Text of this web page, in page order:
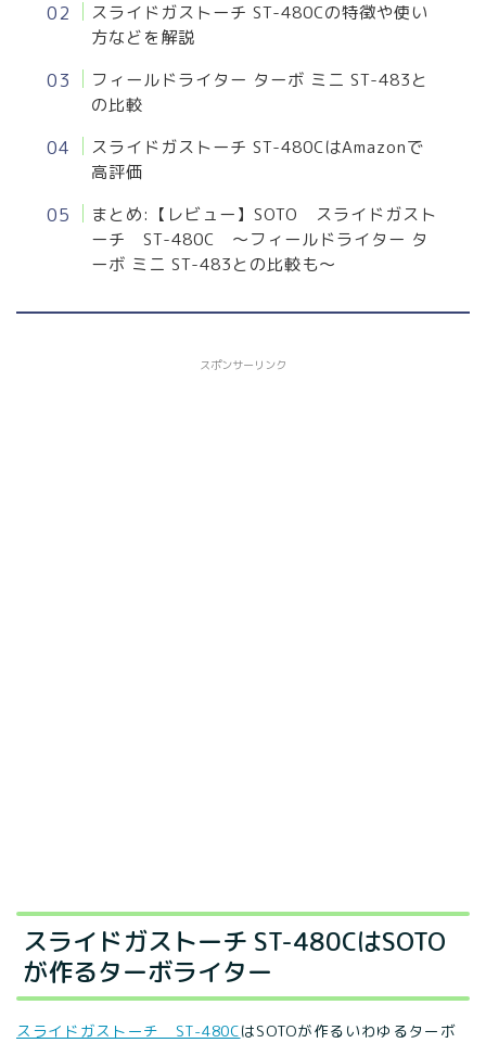
スライドガストーチ ST-480Cの特徴や使い
方などを解説
フィールドライター ターボ ミニ ST-483と
の比較
スライドガストーチ ST-480CはAmazonで
高評価
まとめ:【レビュー】SOTO スライドガスト
ーチ ST-480C ～フィールドライター タ
ーボ ミニ ST-483との比較も～
スポンサーリンク
スライドガストーチ ST-480CはSOTO
が作るターボライター
スライドガストーチ ST-480CはSOTOが作るいわゆるターボ